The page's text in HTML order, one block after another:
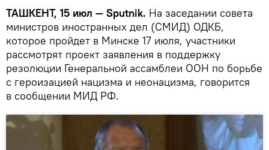
ТАШКЕНТ, 15 июл — Sputnik. На заседании совета
министров иностранных дел (СМИД) ОДКБ,
которое пройдет в Минске 17 июля, участники
рассмотрят проект заявления в поддержку
резолюции Генеральной ассамблеи ООН по борьбе
с героизацией нацизма и неонацизма, говорится
в сообщении МИД РФ.